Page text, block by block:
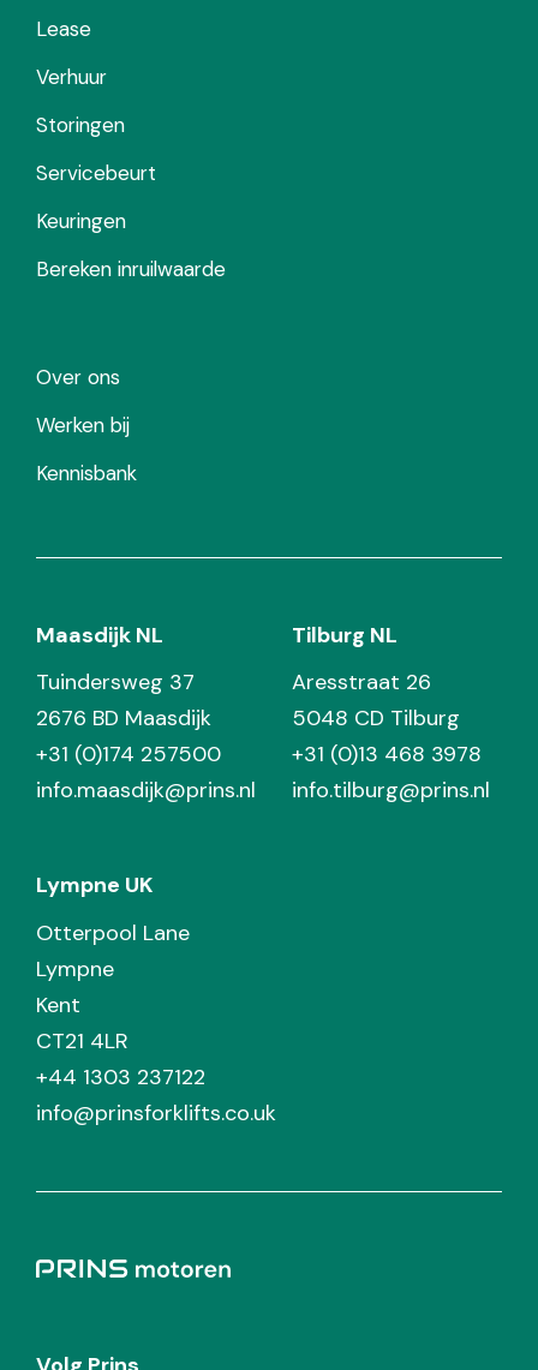
Lease
Verhuur
Storingen
Servicebeurt
Keuringen
Bereken inruilwaarde
Over ons
Werken bij
Kennisbank
Maasdijk NL
Tuindersweg 37
2676 BD Maasdijk
+31 (0)174 257500
info.maasdijk@prins.nl
Tilburg NL
Aresstraat 26
5048 CD Tilburg
+31 (0)13 468 3978
info.tilburg@prins.nl
Lympne UK
Otterpool Lane
Lympne
Kent
CT21 4LR
+44 1303 237122
info@prinsforklifts.co.uk